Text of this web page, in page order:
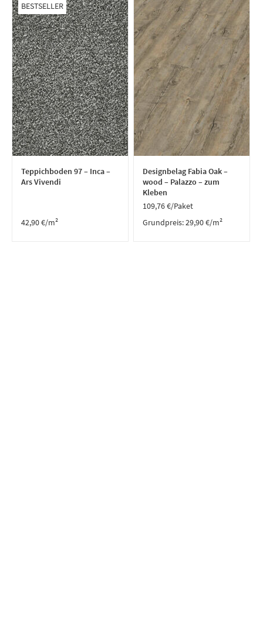
BESTSELLER
Teppichboden 97 – Inca –
Ars Vivendi
42,90€/m²
Designbelag Fabia Oak –
wood – Palazzo – zum
Kleben
109,76€/Paket
Grundpreis:29,90€/m²